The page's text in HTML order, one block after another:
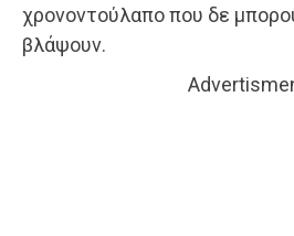
χρονοντούλαπο που δε
βλάψουν.